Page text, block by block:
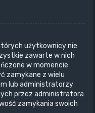
użytkownicy nie
zawarte w nich
w momencie
zamykane z wielu
lub administratorzy
przez administratora
zamykania swoich